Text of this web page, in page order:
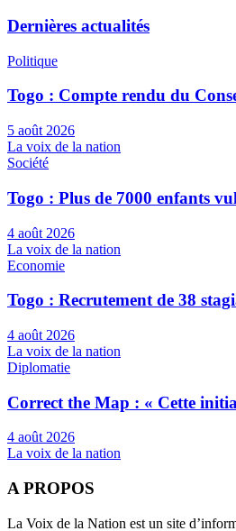
Dernières actualités
Politique
Togo : Compte rendu du
5 août 2026
La voix de la nation
Société
Togo : Plus de 7000 enfants
4 août 2026
La voix de la nation
Economie
Togo : Recrutement de 38
4 août 2026
La voix de la nation
Diplomatie
Correct the Map : « Cette
4 août 2026
La voix de la nation
A PROPOS
La Voix de la Nation est un site